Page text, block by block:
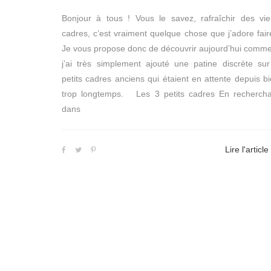
Bonjour à tous ! Vous le savez, rafraîchir des
cadres, c’est vraiment quelque chose que j’adore
Je vous propose donc de découvrir aujourd’hui
j’ai très simplement ajouté une patine discrète
petits cadres anciens qui étaient en attente depuis
trop longtemps. Les 3 petits cadres En
dans
Lire l'article